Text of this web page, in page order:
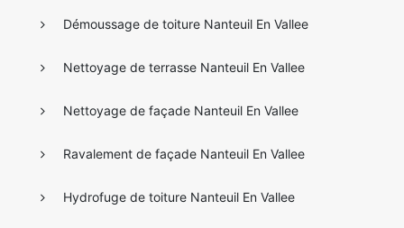
Démoussage de toiture Nanteuil En Vallee
Nettoyage de terrasse Nanteuil En Vallee
Nettoyage de façade Nanteuil En Vallee
Ravalement de façade Nanteuil En Vallee
Hydrofuge de toiture Nanteuil En Vallee